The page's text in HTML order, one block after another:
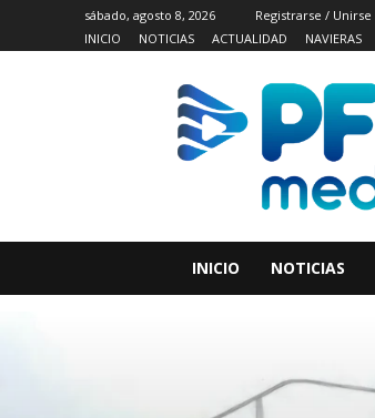
sábado, agosto 8, 2026
Registrarse / Unirse
INICIO
NOTICIAS ACTUALIDAD NAVIERAS
INICIO NOTICIAS